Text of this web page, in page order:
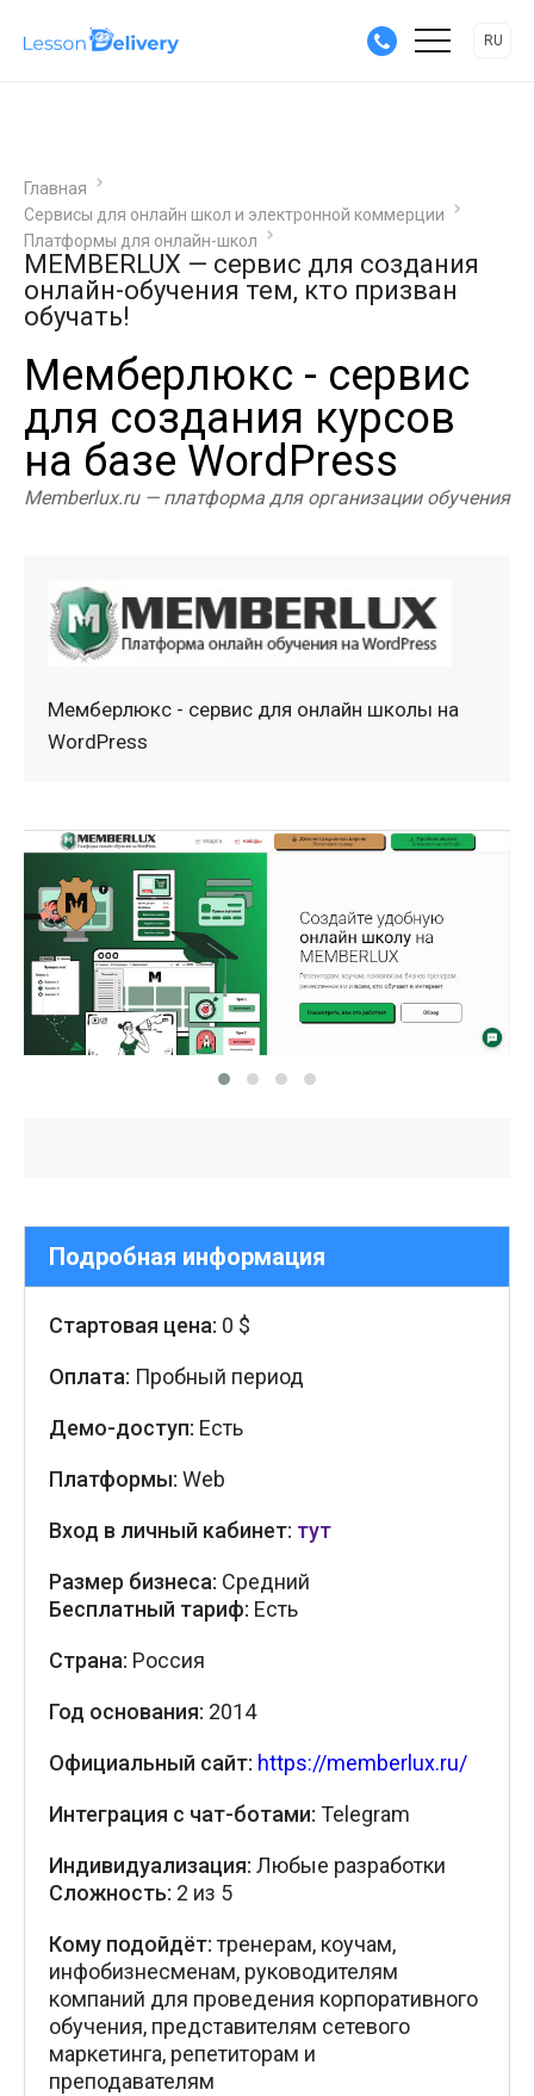
RU
Главная
Сервисы для онлайн школ и электронной коммерции
Платформы для онлайн-школ
MEMBERLUX — сервис для создания
онлайн-обучения тем, кто призван
обучать!
Мемберлюкс - сервис
для создания курсов
на базе WordPress
Memberlux.ru — платформа для организации обучения
Мемберлюкс - сервис для онлайн школы на
WordPress
Подробная информация
Стартовая цена: 0 $
Оплата: Пробный период
Демо-доступ: Есть
Платформы: Web
Вход в личный кабинет: тут
Размер бизнеса: Средний
Бесплатный тариф: Есть
Страна: Россия
Год основания: 2014
Официальный сайт: https://memberlux.ru/
Интеграция с чат-ботами: Telegram
Индивидуализация: Любые разработки
Сложность: 2 из 5
Кому подойдёт:тренерам, коучам,
инфобизнесменам, руководителям
компаний для проведения корпоративного
обучения, представителям сетевого
маркетинга, репетиторам и
преподавателям